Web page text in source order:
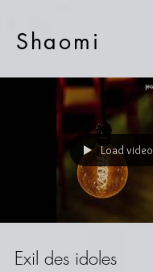
Shaomi
Load video
Exil des idoles